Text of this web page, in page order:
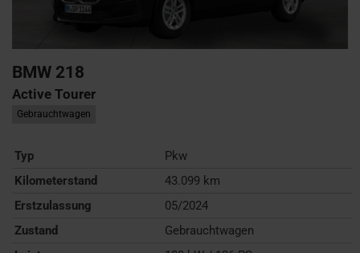
BMW 218
Active Tourer
Gebrauchtwagen
Typ
Pkw
Kilometerstand
43.099 km
Erstzulassung
05/2024
Zustand
Gebrauchtwagen